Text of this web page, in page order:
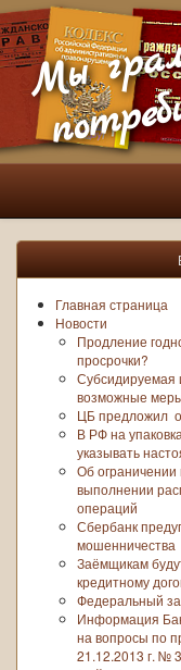
Мы
Главная страница
Новости
Продление
просрочки?
Субсидируемая
возможные
ЦБ предложил
В РФ на
указывать
Об ограничении
выполнении
операций
Сбербанк
мошенничества
Заёмщикам
кредитному
Федеральный
Информация
на вопросы по
21.12.2013 г. №